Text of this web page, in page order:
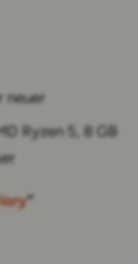
neuer
Ryzen 5, 8 GB
“